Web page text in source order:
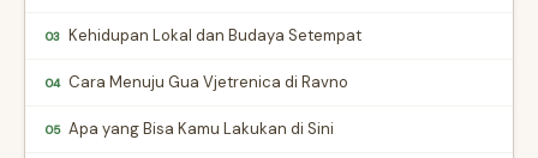
03 Kehidupan Lokal dan Budaya Setempat
04 Cara Menuju Gua Vjetrenica di Ravno
05 Apa yang Bisa Kamu Lakukan di Sini